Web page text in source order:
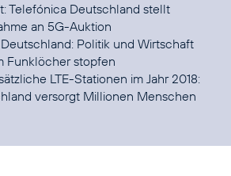
Telefónica Deutschland stellt
an 5G-Auktion
Politik und Wirtschaft
Funklöcher stopfen
LTE-Stationen im Jahr 2018:
versorgt Millionen Menschen